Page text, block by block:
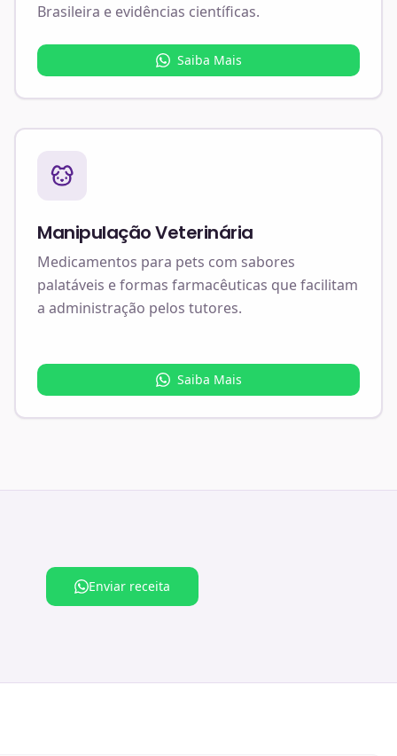
Brasileira e evidências científicas.
Saiba Mais
Manipulação Veterinária
Medicamentos para pets com sabores
palatáveis e formas farmacêuticas que facilitam
a administração pelos tutores.
Saiba Mais
Enviar receita